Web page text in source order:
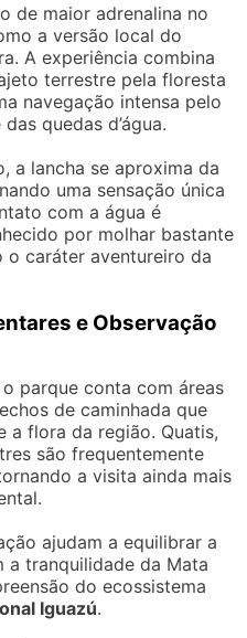
de maior adrenalina no
a versão local do
A experiência combina
terrestre pela floresta
navegação intensa pelo
quedas d’água.
a lancha se aproxima da
uma sensação única
com a água é
por molhar bastante
caráter aventureiro da
e Observação
parque conta com áreas
de caminhada que
a flora da região. Quatis,
são frequentemente
a visita ainda mais
ajudam a equilibrar a
a tranquilidade da Mata
do ecossistema
Iguazú.